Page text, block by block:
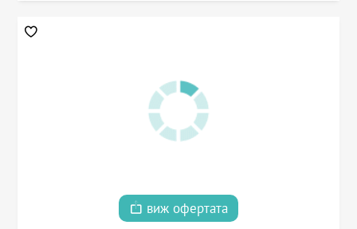
виж офертата